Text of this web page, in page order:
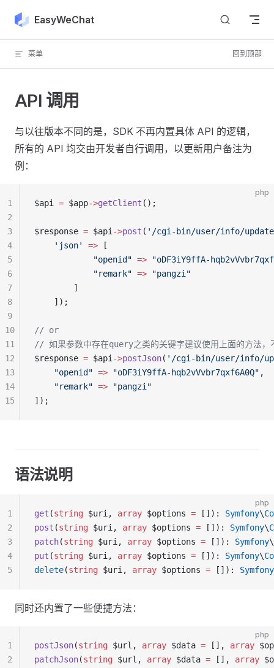
Skip to content
EasyWeChat
菜单 回到顶部
API 调用
与以往版本不同的是，SDK 不再内置具体 API 的逻辑，
所有的 API 均交由开发者自行调用，以更新用户备注为
例：
php
$api = $app->getClient ();
$response = $api ->post ( '/cgi-bin/user/info/
    'json'
=> [
            "openid"
=> "oDF3iY9ffA-
            "remark"
=> "pangzi"
        ]
    ]);
// or
// 如果参数中存在query之类的关键字建议使用上面的方法，
$response = $api ->postJson( '/cgi-bin/user/info/
    "openid"
=> "oDF3iY9ffA-hqb2vVvbr7qxf6A0Q" ,
    "remark"
=> "pangzi"
]);
1
2
3
4
5
6
7
8
9
10
11
12
13
14
15
语法说明
php
get (string $uri, array $options = []): Symfony\
post (string $uri, array $options = []): Symfony\
patch(string $uri, array $options = []): Symfony\
put (string $uri, array $options = []): Symfony\
delete(string $uri, array $options = []): Symfony
1
2
3
4
5
同时还内置了一些便捷方法：
php
postJson(string $url, array $data = [], array
patchJson(string $url, array $data = [], array
1
2